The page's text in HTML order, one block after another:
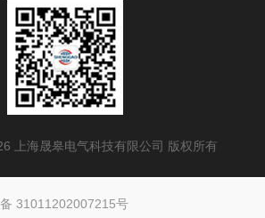
上海晟皋电气科技有限公司 版权所有
31011202007215号